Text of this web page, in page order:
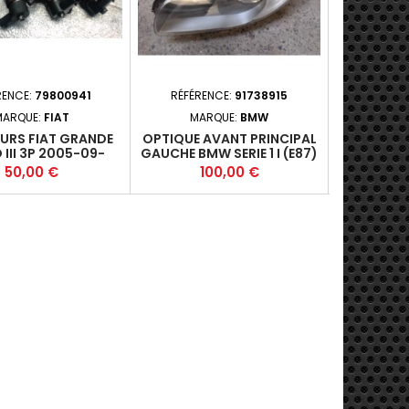
79800941
FIAT
FIAT GRANDE
III 3P 2005-09-
1.3JTD 75 FAP
0986435102*
Prix
50,00 €
RÉFÉRENCE: 91738915
MARQUE: BMW
OPTIQUE AVANT PRINCIPAL
GAUCHE BMW SERIE 1 I (E87)
PHASE 2 - 5P 2007-01-2011-
07 +
Prix
100,00 €
CARDAN
BMW
(F30/
2015-
FAP